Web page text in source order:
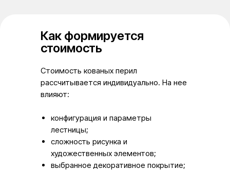
Как формируется
стоимость
Стоимость кованых перил
рассчитывается индивидуально. На нее
влияют:
конфигурация и параметры
лестницы;
сложность рисунка и
художественных элементов;
выбранное декоративное покрытие;